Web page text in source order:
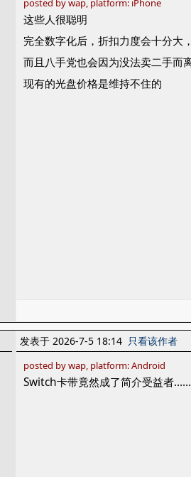
posted by wap, platform: iPhone
这些人很聪明
完全数字化后，折扣力度会十分
而且八手党也会因为没法卖二手而
现有的光盘价格是维持不住的
发表于 2026-7-5 18:14 只看该作者
posted by wap, platform: Android
Switch卡带竟然成了简介受益者